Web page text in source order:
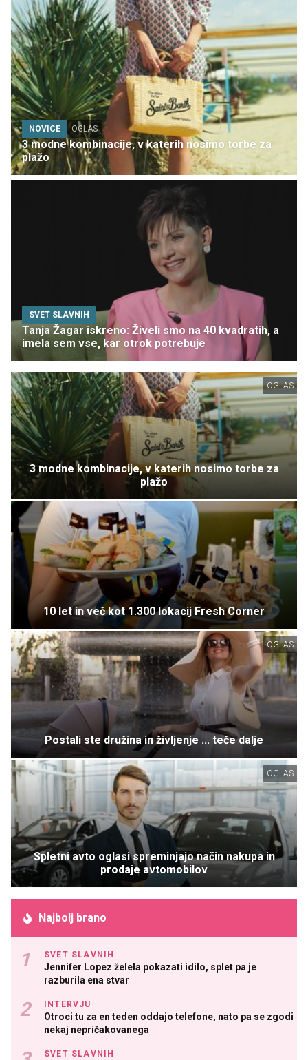
NOVICE OGLAS
3 modne kombinacije, v katerih nosimo torbe za
plažo
SVET SLAVNIH
Tanja Žagar iskreno: Živeli smo na 40 kvadratih, a
imela sem vse, kar otrok potrebuje
OGLAS
3 modne kombinacije, v katerih nosimo torbe za
plažo
10 let in več kot 1.300 lokacij Fresh Corner
OGLAS
Postali ste družina in življenje ... teče dalje
OGLAS
Spletni avto oglasi spreminjajo način nakupa in
prodaje avtomobilov
Najbolj brano
SVET SLAVNIH
Jennifer Lopez želela pokazati idilo, splet pa je
razburila ena stvar
INTERVJU
Otroci tu za en teden oddajo telefone, nato pa se zgodi
nekaj nepričakovanega
SVET SLAVNIH